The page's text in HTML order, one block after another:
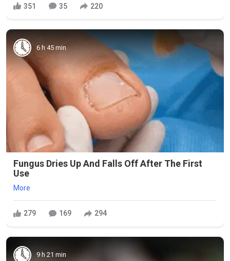
351 35 220
6 h 45 min
Fungus Dries Up And Falls Off After The First
Use
More
279 169 294
9 h 21 min